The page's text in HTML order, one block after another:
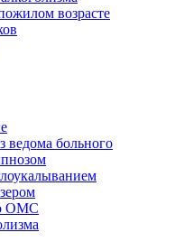
возрасте
ведома больного
ОМС